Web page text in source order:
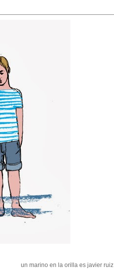
un marino en la orilla es javier ruiz